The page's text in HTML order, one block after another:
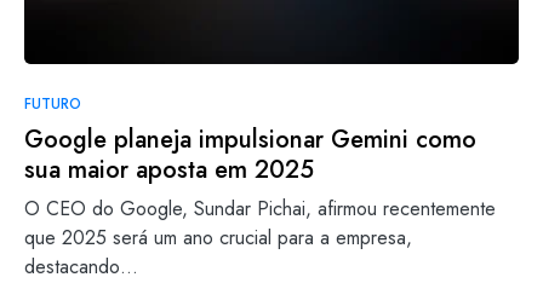
FUTURO
Google planeja impulsionar Gemini como
sua maior aposta em 2025
O CEO do Google, Sundar Pichai, afirmou recentemente
que 2025 será um ano crucial para a empresa,
destacando…